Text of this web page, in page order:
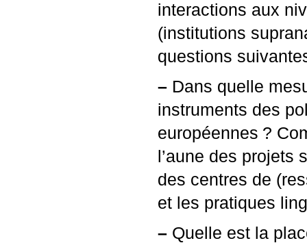
interactions aux
(institutions
questions
– Dans quelle
instruments des
européennes ?
l’aune des
des centres de
et les pratiques
– Quelle est la